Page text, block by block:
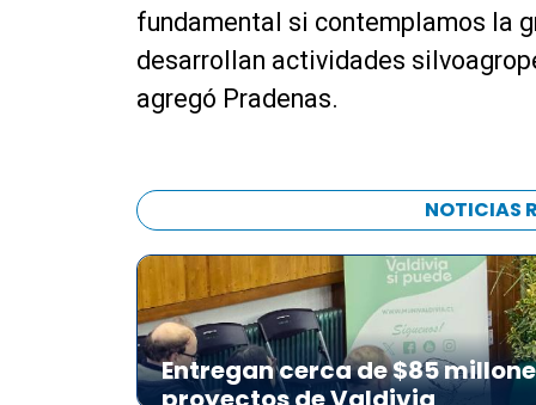
fundamental si contemplamos la
desarrollan actividades
agregó Pradenas.
NOTICIAS
Entregan cerca de $85